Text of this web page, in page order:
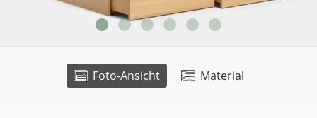
Foto-Ansicht Material